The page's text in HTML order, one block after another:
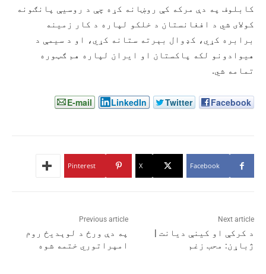
کابلوف په دې مرکه کې روښانه کړه چې د روسیې پانګونه
کولای شي د افغانستان د خلکو لپاره د کار زمینه
برابره کړي، کډوال بېرته ستانه کړي، او د سیمې د
هیوادونو لکه پاکستان او ایران لپاره هم ګټوره
تمامه شي.
Facebook
Twitter
LinkedIn
E-mail
Facebook
X
Pinterest
Previous article
په دې ورځ د لوېدیځ روم
امپراتوري ختمه شوه
Next article
د کرکې او کینې دیانت |
ژباړن: محب زغم